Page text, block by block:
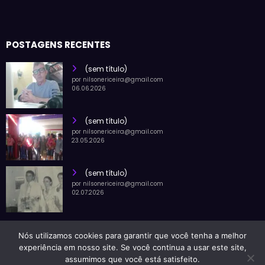
por nilsonericeira@gmail.com
06.06.2026
(sem título)
por nilsonericeira@gmail.com
(sem título)
por nilsonericeira@gmail.com
LINKS IMPORTANTES
Blog Nilson Ericeira | Powered BySpiceThemes
Nós utilizamos cookies para garantir que você tenha a melhor
experiência em nosso site. Se você continua a usar este site,
assumimos que você está satisfeito.